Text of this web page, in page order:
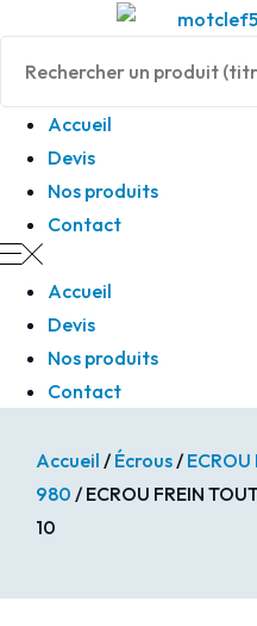
Accueil
Devis
Nos produits
Contact
Accueil
Devis
Nos produits
Contact
Accueil / Écrous/ ECROU
980 / ECROU FREIN
10
Panneau de gestion des